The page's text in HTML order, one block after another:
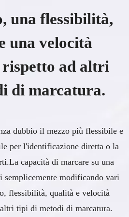
una flessibilità,
una velocità
ad altri
di marcatura.
dubbio il mezzo più flessibile e
per l'identificazione diretta o la
capacità di marcare su una
semplicemente modificando vari
flessibilità, qualità e velocità
tipi di metodi di marcatura.